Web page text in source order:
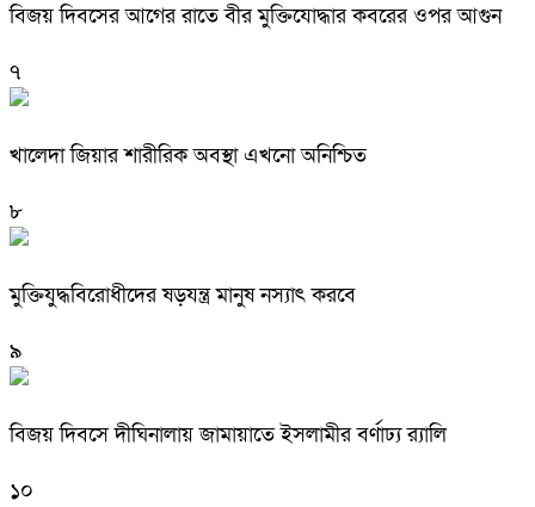
বিজয় দিবসের আগের রাতে বীর মুক্তিযোদ্ধার কবরের ওপর আগুন
৭
খালেদা জিয়ার শারীরিক অবস্থা এখনো অনিশ্চিত
৮
মুক্তিযুদ্ধবিরোধীদের ষড়যন্ত্র মানুষ নস্যাৎ করবে
৯
বিজয় দিবসে দীঘিনালায় জামায়াতে ইসলামীর বর্ণাঢ্য র‍্যালি
১০